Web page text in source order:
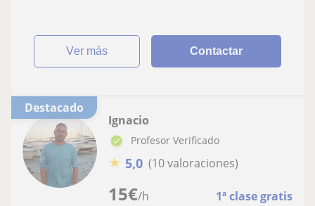
ver más Contactar
Destacado
15€/h 1ª clase gratis
Ignacio
Profesor Verificado
★ 5,0 (10 valoraciones)